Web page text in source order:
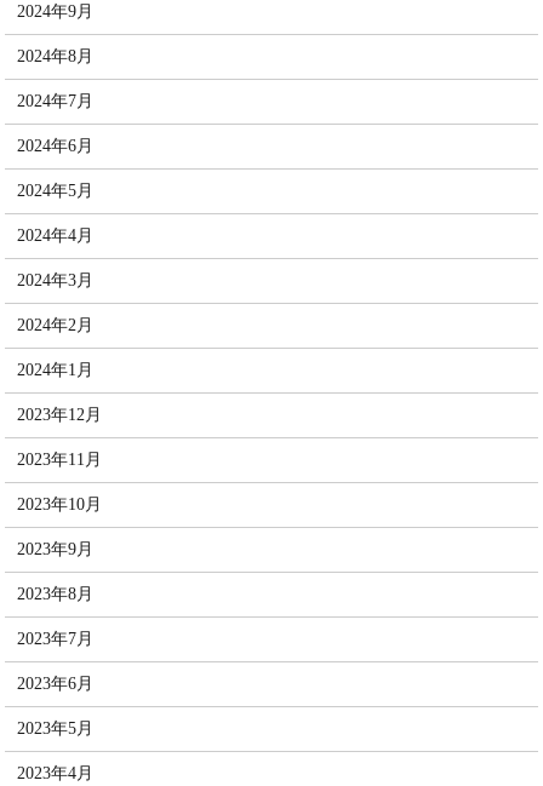
2024年9月
2024年8月
2024年7月
2024年6月
2024年5月
2024年4月
2024年3月
2024年2月
2024年1月
2023年12月
2023年11月
2023年10月
2023年9月
2023年8月
2023年7月
2023年6月
2023年5月
2023年4月